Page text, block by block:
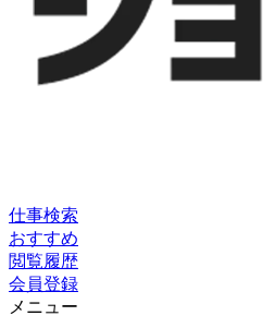
仕事検索
おすすめ
閲覧履歴
会員登録
メニュー